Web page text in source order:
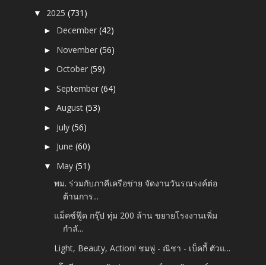
▼ 2025(731)
► December(42)
► November(56)
►October(59)
►September(64)
►August(53)
► July(56)
► June(60)
▼ May(51)
พม. ร่วมกับภาคีเครือข่าย จัดงานวันรณรงค์ต่อ
ต้านการ...
แม็คซ์ฟู๊ด กรุ๊ป ทุ่ม 200 ล้าน ขยายโรงงานเพิ่ม
กำลั...
Light, Beauty, Action! ชมพู่ - ณิชา - เบ็คกี้ ตัวแ...